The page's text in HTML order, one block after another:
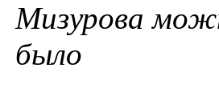
Мизурова
было